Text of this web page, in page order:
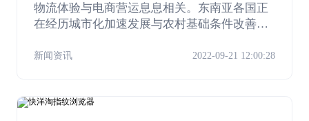
物流体验与电商营运息息相关。东南亚各国正
在经历城市化加速发展与农村基础条件改善的
需求持续发酵。但目前物流发展轨迹仍难以跑
新闻资讯 2022-09-21 12:00:28